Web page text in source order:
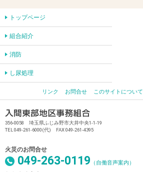
トップページ
組合紹介
消防
し尿処理
リンク お問合せ このサイトについて
356-0058 埼玉県ふじみ野市大井中央1-1-19
TEL 049-261-6000(代) FAX 049-261-4395
火災のお問合せ
049-263-0119 （自働音声案内）